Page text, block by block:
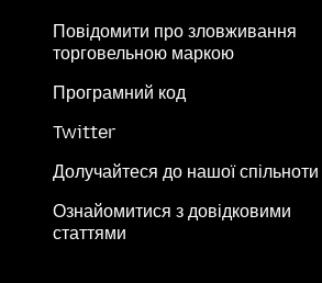
Повідомити про зловживання
торговельною маркою
Програмний код
Twitter
Долучайтеся до нашої спільноти
Ознайомитися з довідковими
статтями